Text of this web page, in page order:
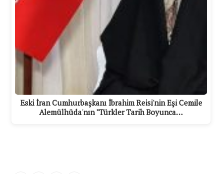
Eski İran Cumhurbaşkanı İbrahim Reisi'nin Eşi Cemile
Alemülhüda'nın "Türkler Tarih Boyunca…